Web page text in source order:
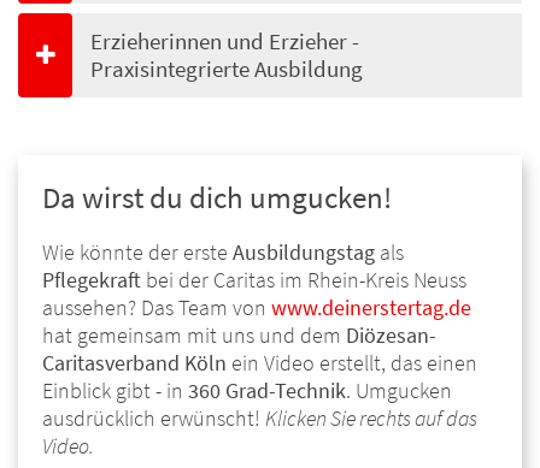
Erzieherinnen und Erzieher -
Praxisintegrierte Ausbildung
Da wirst du dich umgucken!
Wie könnte der erste Ausbildungstag als
Pflegekraft bei der Caritas im Rhein-Kreis Neuss
aussehen? Das Team von www.deinerstertag.de
hat gemeinsam mit uns und dem Diözesan-
Caritasverband Köln ein Video erstellt, das einen
Einblick gibt - in 360 Grad-Technik. Umgucken
ausdrücklich erwünscht! Klicken Sie rechts auf das
Video.